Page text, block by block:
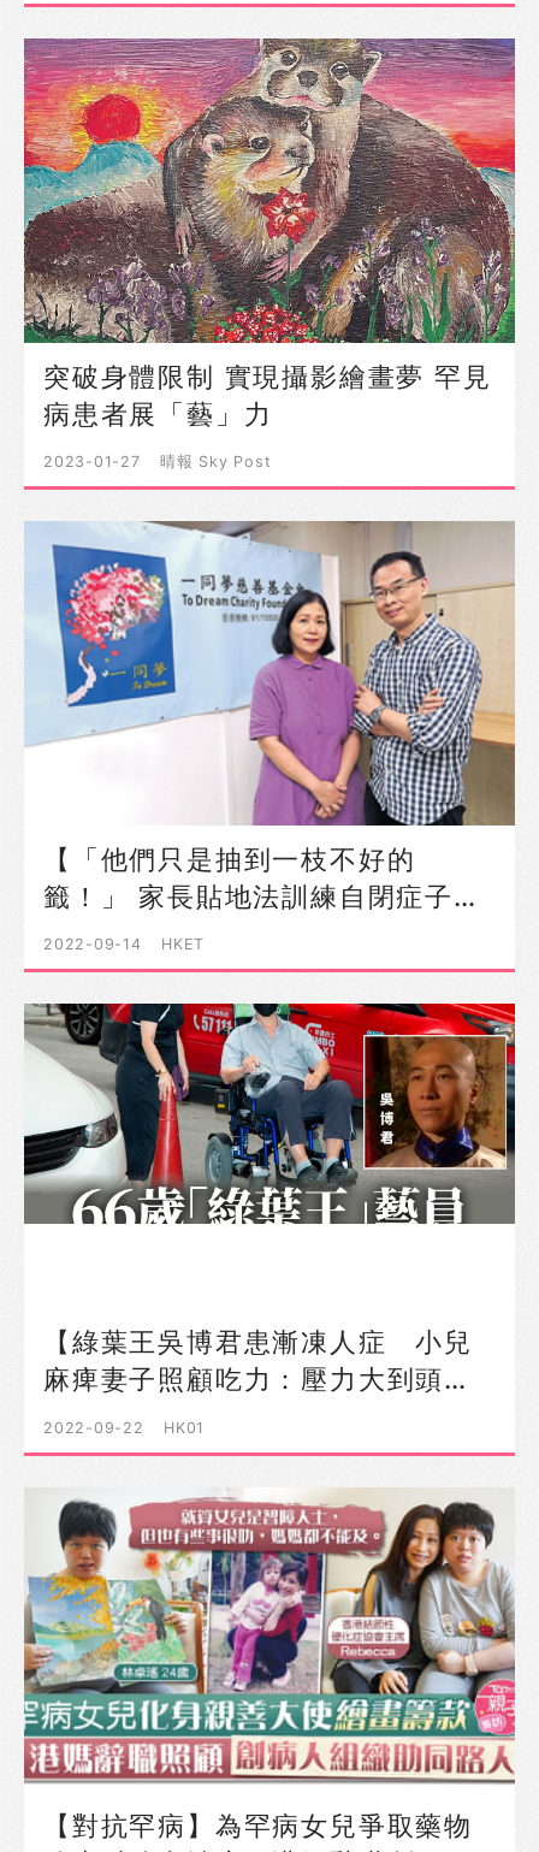
突破身體限制 實現攝影繪畫夢 罕見
病患者展「藝」力
2023-01-27 晴報 Sky Post
【「他們只是抽到一枝不好的
籤！」 家長貼地法訓練自閉症子…
2022-09-14 HKET
【綠葉王吳博君患漸凍人症 小兒
麻痺妻子照顧吃力：壓力大到頭…
2022-09-22 HK01
【對抗罕病】為罕病女兒爭取藥物